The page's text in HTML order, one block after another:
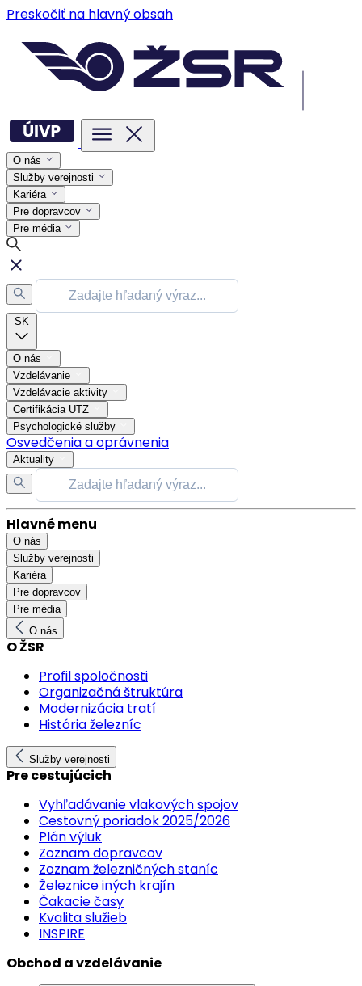
Preskočiť na hlavný obsah
O nás
Služby verejnosti
Kariéra
Pre dopravcov
Pre média
SK
O nás
Vzdelávanie
Vzdelávacie aktivity
Certifikácia UTZ
Psychologické služby
Osvedčenia a oprávnenia
Aktuality
Hlavné menu
O nás
Služby verejnosti
Kariéra
Pre dopravcov
Pre média
O nás
O ŽSR
Profil spoločnosti
Organizačná štruktúra
Modernizácia tratí
História železníc
Služby verejnosti
Pre cestujúcich
Vyhľadávanie vlakových spojov
Cestovný poriadok 2025/2026
Plán výluk
Zoznam dopravcov
Zoznam železničných staníc
Železnice iných krajín
Čakacie časy
Kvalita služieb
INSPIRE
Obchod a vzdelávanie